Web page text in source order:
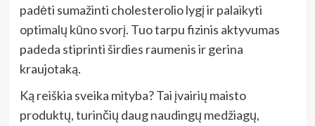
padėti sumažinti cholesterolio lygį ir palaikyti
optimalų kūno svorį. Tuo tarpu fizinis aktyvumas
padeda stiprinti širdies raumenis ir gerina
kraujotaką.
Ką reiškia sveika mityba? Tai įvairių maisto
produktų, turinčių daug naudingų medžiagų,